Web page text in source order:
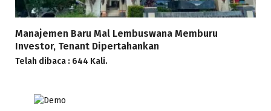
Manajemen Baru Mal Lembuswana Memburu
Investor, Tenant Dipertahankan
Telah dibaca : 644 Kali.